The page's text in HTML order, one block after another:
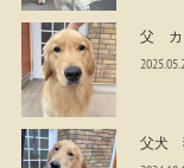
父 カ
父犬